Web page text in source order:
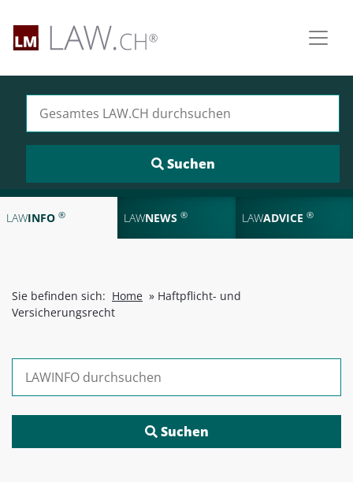
LAWINFO ® LAWNEWS ® LAWADVICE ®
Sie befinden sich: Home » Haftpflicht- und
Versicherungsrecht